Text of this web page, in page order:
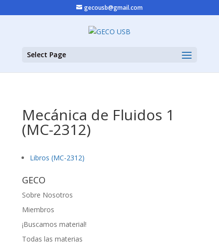
gecousb@gmail.com
Select Page
Mecánica de Fluidos 1
(MC-2312)
Libros (MC-2312)
GECO
Sobre Nosotros
Miembros
¡Buscamos material!
Todas las materias